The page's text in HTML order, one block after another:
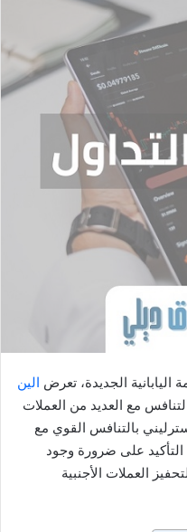
الجديدة، تعرض الين
مع العديد من العملات
بالتنافس القوي مع
التأكيد على ضرورة وجود
العملات الأجنبية